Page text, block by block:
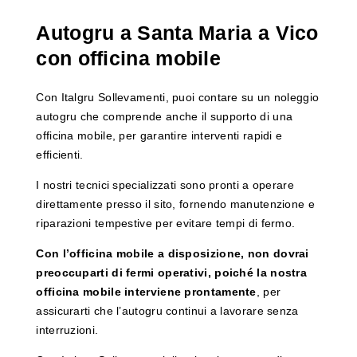
Autogru a Santa Maria a Vico
con officina mobile
Con Italgru Sollevamenti, puoi contare su un noleggio
autogru che comprende anche il supporto di una
officina mobile, per garantire interventi rapidi e
efficienti.
I nostri tecnici specializzati sono pronti a operare
direttamente presso il sito, fornendo manutenzione e
riparazioni tempestive per evitare tempi di fermo.
Con l’officina mobile a disposizione, non dovrai
preoccuparti di fermi operativi, poiché la nostra
officina mobile interviene prontamente , per
assicurarti che l’autogru continui a lavorare senza
interruzioni.